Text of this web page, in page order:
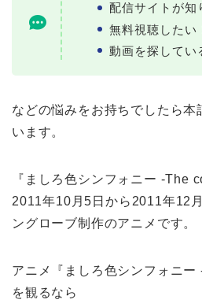
配信サイトが知
無料視聴したい
動画を探してい
などの悩みをお持ちでしたら本
います。
『ましろ色シンフォニー -The
2011年10月5日から2011年12
ングローブ制作のアニメです。
アニメ『ましろ色シンフォニ
を観るなら